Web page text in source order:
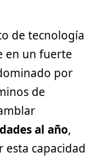
de tecnología
en un fuerte
por
de
al año,
capacidad